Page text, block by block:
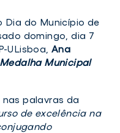
Dia do Município de
domingo, dia 7
ULisboa,Ana
Medalha Municipal
palavras da
de excelência na